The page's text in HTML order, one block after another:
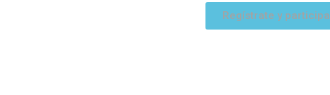
Regístrate y participa